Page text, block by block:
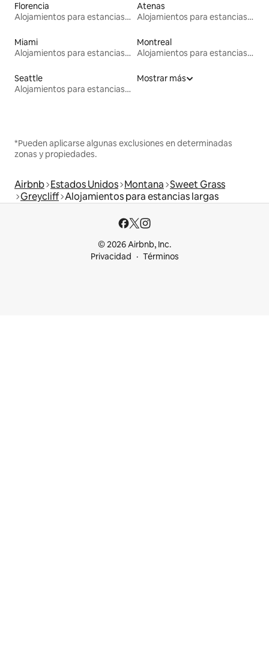
Florencia
Alojamientos para estancias largas
Atenas
Alojamientos para estancias largas
Miami
Alojamientos para estancias largas
Montreal
Alojamientos para estancias largas
Seattle
Alojamientos para estancias largas
Mostrar más
*Pueden aplicarse algunas exclusiones en determinadas
zonas y propiedades.
Airbnb Estados Unidos Montana Sweet Grass
Greycliff Alojamientos para estancias largas
© 2026 Airbnb, Inc.
Privacidad
Términos